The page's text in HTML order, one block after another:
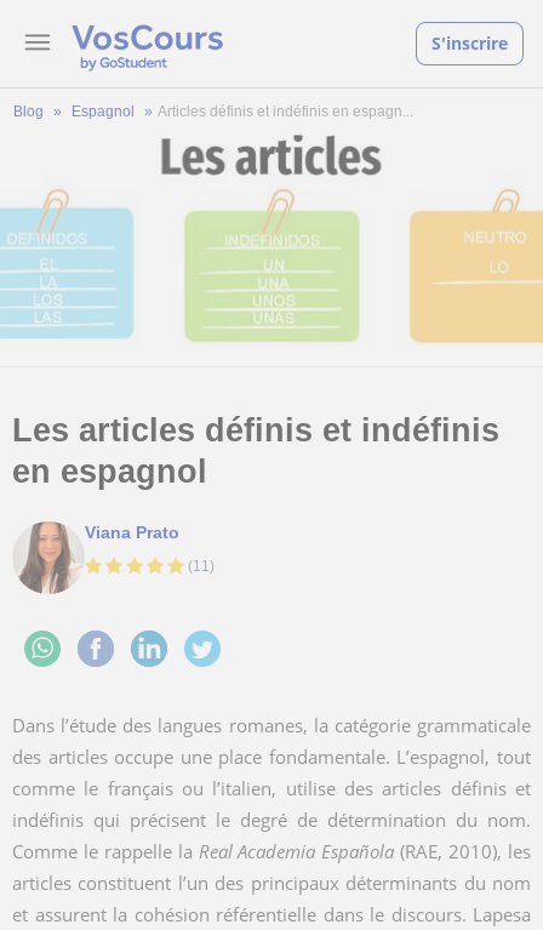
S'inscrire
Blog Espagnol Articles définis et indéfinis en espagn...
Les articles définis et indéfinis
en espagnol
Viana Prato
(11)
Dans l’étude des langues romanes, la catégorie grammaticale
des articles occupe une place fondamentale. L’espagnol, tout
comme le français ou l’italien, utilise des articles définis et
indéfinis qui précisent le degré de détermination du nom.
Comme le rappelle la Real Academia Española (RAE, 2010), les
articles constituent l’un des principaux déterminants du nom
et assurent la cohésion référentielle dans le discours. Lapesa